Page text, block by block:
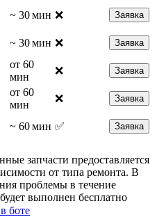
~ 30 мин ❌ Заявка
~ 30 мин ❌ Заявка
от 60
мин
❌ Заявка
от 60
мин
❌ Заявка
~ 60 мин ✅ Заявка
запчасти предоставляется
от типа ремонта. В
проблемы в течение
выполнен бесплатно
боте